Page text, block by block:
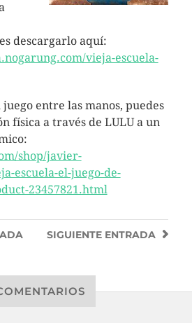
descargarlo aquí:
vieja-escuela-
entre las manos, puedes
física a través de LULU a un
shop/javier-
escuela-el-juego-de-
23457821.html
SIGUIENTE ENTRADA